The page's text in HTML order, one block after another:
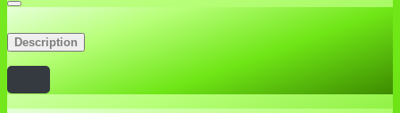
Description